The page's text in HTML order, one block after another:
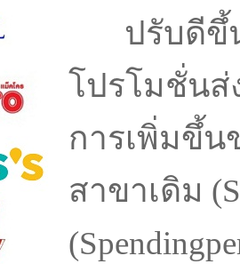
ปรับดีขึ้น
โปรโมชั่นส่
การเพิ่มขึ้น
สาขาเดิม